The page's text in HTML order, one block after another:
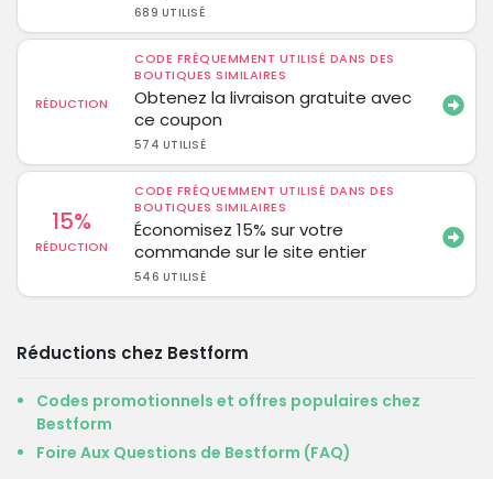
689 UTILISÉ
RÉDUCTION
CODE FRÉQUEMMENT UTILISÉ DANS DES
BOUTIQUES SIMILAIRES
Obtenez la livraison gratuite avec
ce coupon
574 UTILISÉ
15%
RÉDUCTION
CODE FRÉQUEMMENT UTILISÉ DANS DES
BOUTIQUES SIMILAIRES
Économisez 15% sur votre
commande sur le site entier
546 UTILISÉ
Réductions chez Bestform
Codes promotionnels et offres populaires chez
Bestform
Foire Aux Questions de Bestform (FAQ)